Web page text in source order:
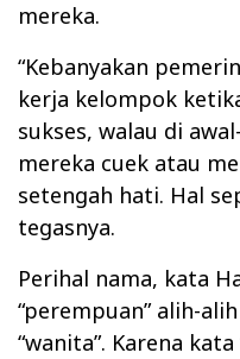
mereka.
“Kebanyakan
kerja kelompok
sukses, walau di
mereka cuek atau
setengah hati. Hal
tegasnya.
Perihal nama, kata
“perempuan” alih-
“wanita”. Karena